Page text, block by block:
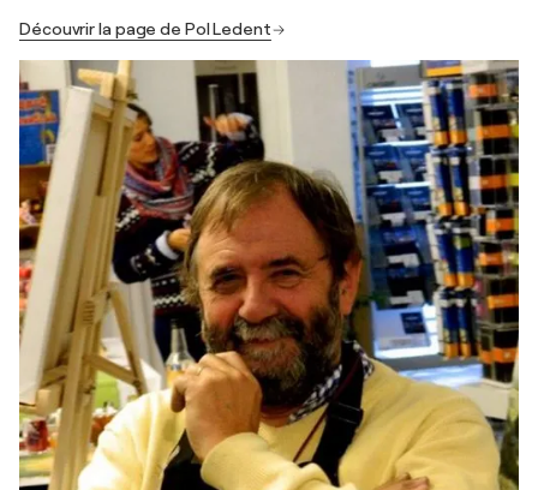
Découvrir la page de Pol Ledent